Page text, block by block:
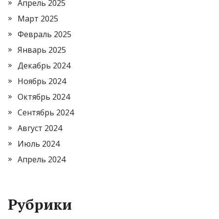
Апрель 2025
Март 2025
Февраль 2025
Январь 2025
Декабрь 2024
Ноябрь 2024
Октябрь 2024
Сентябрь 2024
Август 2024
Июль 2024
Апрель 2024
Рубрики